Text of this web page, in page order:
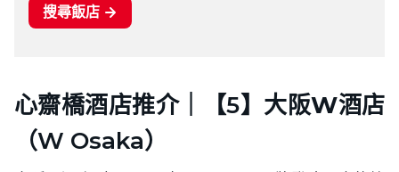
心齋橋酒店推介｜【5】 大阪W酒店
（W Osaka）